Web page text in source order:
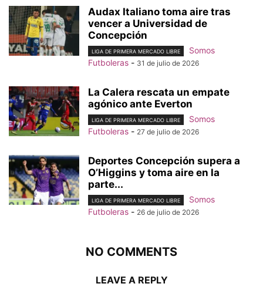
Audax Italiano toma aire tras
vencer a Universidad de
Concepción
LIGA DE PRIMERA MERCADO LIBRE
Somos
Futboleras - 31 de julio de 2026
La Calera rescata un empate
agónico ante Everton
LIGA DE PRIMERA MERCADO LIBRE
Somos
Futboleras - 27 de julio de 2026
Deportes Concepción supera a
O’Higgins y toma aire en la
parte...
LIGA DE PRIMERA MERCADO LIBRE
Somos
Futboleras - 26 de julio de 2026
NO COMMENTS
LEAVE A REPLY